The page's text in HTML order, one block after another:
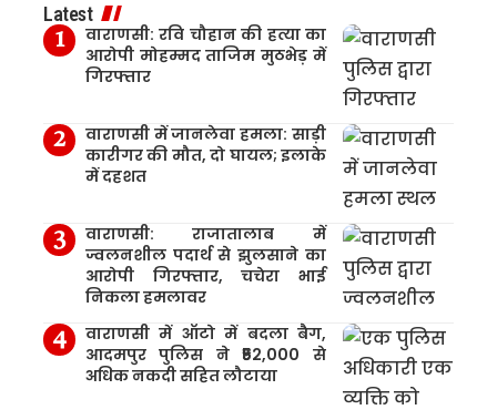
Latest
वाराणसी: रवि चौहान की हत्या का
आरोपी मोहम्मद ताजिम मुठभेड़ में
गिरफ्तार
वाराणसी में जानलेवा हमला: साड़ी
कारीगर की मौत, दो घायल; इलाके
में दहशत
वाराणसी: राजातालाब में
ज्वलनशील पदार्थ से झुलसाने का
आरोपी गिरफ्तार, चचेरा भाई
निकला हमलावर
वाराणसी में ऑटो में बदला बैग,
आदमपुर पुलिस ने ₹52,000 से
अधिक नकदी सहित लौटाया